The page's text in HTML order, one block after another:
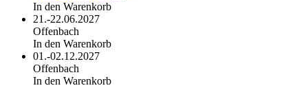
In den Warenkorb
21.-22.06.2027
Offenbach
In den Warenkorb
01.-02.12.2027
Offenbach
In den Warenkorb